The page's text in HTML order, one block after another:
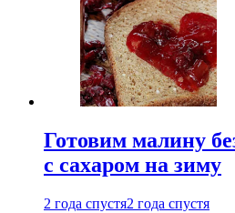
Готовим малину
с сахаром на зиму
2 года спустя2 года спустя